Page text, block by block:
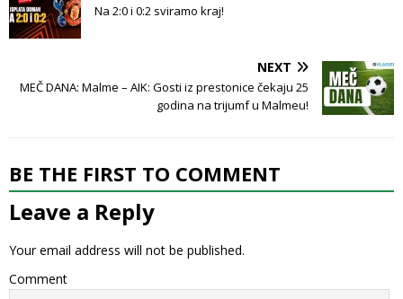
Na 2:0 i 0:2 sviramo kraj!
NEXT
MEČ DANA: Malme – AIK: Gosti iz prestonice čekaju 25
godina na trijumf u Malmeu!
BE THE FIRST TO COMMENT
Leave a Reply
Your email address will not be published.
Comment